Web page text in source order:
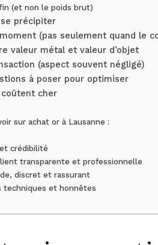
(et non le poids brut)
précipiter
(pas seulement quand le
valeur métal et valeur d’objet
(aspect souvent négligé)
à poser pour optimiser
cher
sur achat or à Lausanne :
crédibilité
transparente et professionnelle
discret et rassurant
techniques et honnêtes